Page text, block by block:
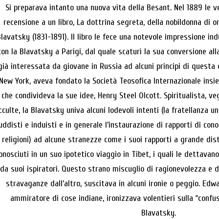
Si preparava intanto una nuova vita della Besant. Nel 1889 le
recensione a un libro, La dottrina segreta, della nobildonna di
(1831-1891). Il libro le fece una notevole impressione
la Blavatsky a Parigi, dal quale scaturì la sua conversione
interessata da giovane in Russia ad alcuni principi di questa
New York, aveva fondato la Società Teosofica Internazionale
che condivideva la sue idee, Henry Steel Olcott. Spiritualista,
la Blavatsky univa alcuni lodevoli intenti (la fratellanza
e induisti e in generale l’instaurazione di rapporti di
religioni) ad alcune stranezze come i suoi rapporti a grande
in un suo ipotetico viaggio in Tibet, i quali le
da suoi ispiratori. Questo strano miscuglio di ragionevolezza e
stravaganze dall’altro, suscitava in alcuni ironie o peggio.
ammiratore di cose indiane, ironizzava volentieri sulla
Blavatsky.